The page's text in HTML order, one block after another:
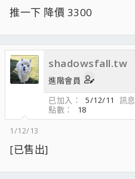
推一下 降價 3300
shadowsfall.tw
進階會員
已加入
5/12/11 訊息
點數
18
1/12/13
[已售出]